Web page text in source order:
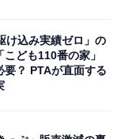
てくるほのかな
け込み実績ゼロ」の
ども110番の家」
要？ PTAが直面する